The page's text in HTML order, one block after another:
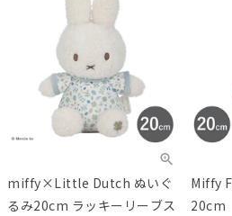
miffy×Little Dutch ぬいぐ
るみ20cm ラッキーリーブス
Miffy
20cm